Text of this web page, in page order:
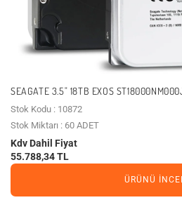
SEAGATE 3.5" 18TB EXOS
NAS VE GÜVENLİK DİSKİ
Stok Kodu : 10872
Stok Miktarı : 60 ADET
Kdv Dahil Fiyat
55.788,34 TL
ÜRÜNÜ